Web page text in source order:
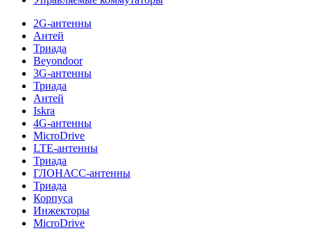
2G-антенны
Антей
Триада
Beyondoor
3G-антенны
Триада
Антей
Iskra
4G-антенны
MicroDrive
LTE-антенны
Триада
ГЛОНАСС-антенны
Триада
Корпуса
Инжекторы
MicroDrive